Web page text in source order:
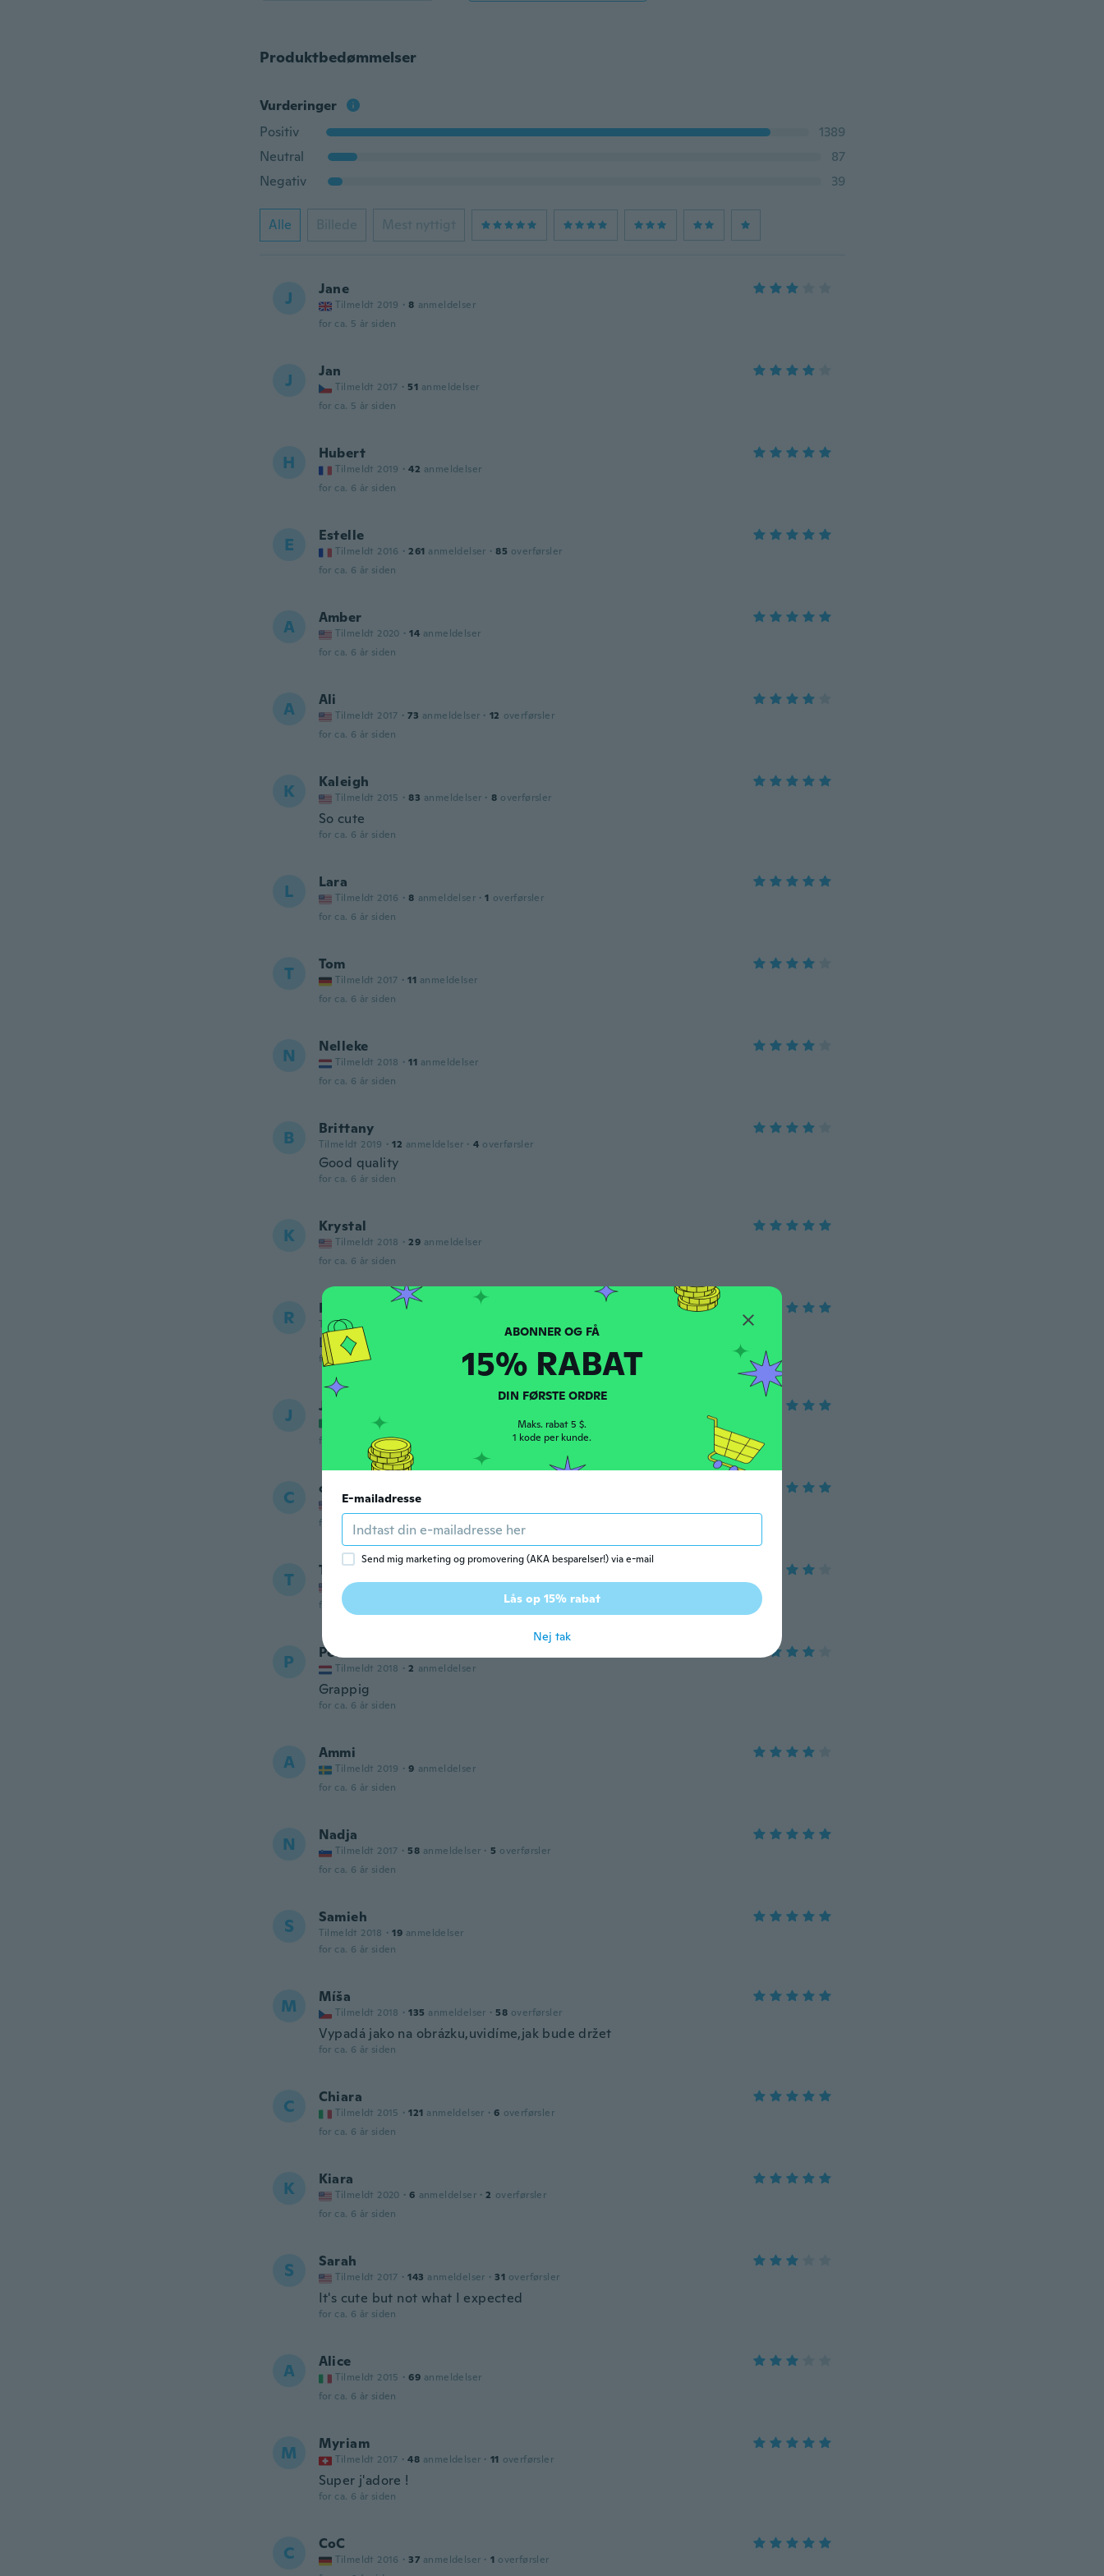
Produktbedømmelser
Vurderinger
Positiv
1389
Neutral
87
Negativ
39
Alle Billede Mest nyttigt
J Jane
Tilmeldt 2019 · 8 anmeldelser
for ca. 5 år siden
J Jan
Tilmeldt 2017 · 51 anmeldelser
for ca. 5 år siden
H Hubert
Tilmeldt 2019 · 42 anmeldelser
for ca. 6 år siden
E Estelle
Tilmeldt 2016 · 261 anmeldelser · 85 overførsler
for ca. 6 år siden
A Amber
Tilmeldt 2020 · 14 anmeldelser
for ca. 6 år siden
A Ali
Tilmeldt 2017 · 73 anmeldelser · 12 overførsler
for ca. 6 år siden
K Kaleigh
Tilmeldt 2015 · 83 anmeldelser · 8 overførsler
So cute
for ca. 6 år siden
L Lara
Tilmeldt 2016 · 8 anmeldelser · 1 overførsler
for ca. 6 år siden
T Tom
Tilmeldt 2017 · 11 anmeldelser
for ca. 6 år siden
N Nelleke
Tilmeldt 2018 · 11 anmeldelser
for ca. 6 år siden
B Brittany
Tilmeldt 2019 · 12 anmeldelser · 4 overførsler
Good quality
for ca. 6 år siden
K Krystal
Tilmeldt 2018 · 29 anmeldelser
for ca. 6 år siden
R Robert
Tilmeldt 2017
Looking good 👍
for ca. 6 år siden
J Joshua
Tilmeldt 2018
for ca. 6 år siden
C chris
Tilmeldt 2019 · 11 anmeldelser
for ca. 6 år siden
T Tammy
Tilmeldt 2018 · 7 anmeldelser
for ca. 6 år siden
P Peter
Tilmeldt 2018 · 2 anmeldelser
Grappig
for ca. 6 år siden
A Ammi
Tilmeldt 2019 · 9 anmeldelser
for ca. 6 år siden
N Nadja
Tilmeldt 2017 · 58 anmeldelser · 5 overførsler
for ca. 6 år siden
S Samieh
Tilmeldt 2018 · 19 anmeldelser
for ca. 6 år siden
M Míša
Tilmeldt 2018 · 135 anmeldelser · 58 overførsler
Vypadá jako na obrázku,uvidíme,jak bude držet
for ca. 6 år siden
C Chiara
Tilmeldt 2015 · 121 anmeldelser · 6 overførsler
for ca. 6 år siden
K Kiara
Tilmeldt 2020 · 6 anmeldelser · 2 overførsler
for ca. 6 år siden
S Sarah
Tilmeldt 2017 · 143 anmeldelser · 31 overførsler
It's cute but not what I expected
for ca. 6 år siden
A Alice
Tilmeldt 2015 · 69 anmeldelser
for ca. 6 år siden
M Myriam
Tilmeldt 2017 · 48 anmeldelser · 11 overførsler
Super j'adore !
for ca. 6 år siden
C CoC
Tilmeldt 2016 · 37 anmeldelser · 1 overførsler
15% RABAT
DIN FØRSTE ORDRE
Maks. rabat 5 $.
1 kode per kunde.
E-mailadresse
Send mig marketing og promovering (AKA besparelser!) via e-mail
Lås op 15% rabat
Nej tak